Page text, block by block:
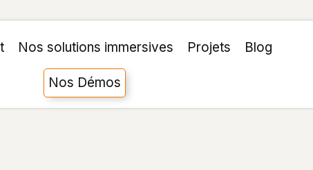
Nos solutions immersives Projets Blog
Nos Démos